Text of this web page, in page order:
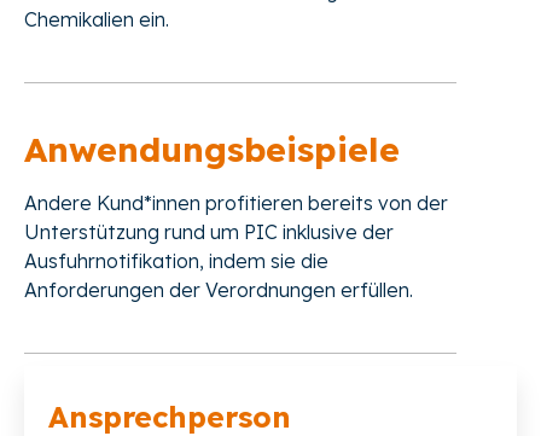
Chemikalien ein.
Anwendungsbeispiele
Andere Kund*innen profitieren bereits von der
Unterstützung rund um PIC inklusive der
Ausfuhrnotifikation, indem sie die
Anforderungen der Verordnungen erfüllen.
Ansprechperson